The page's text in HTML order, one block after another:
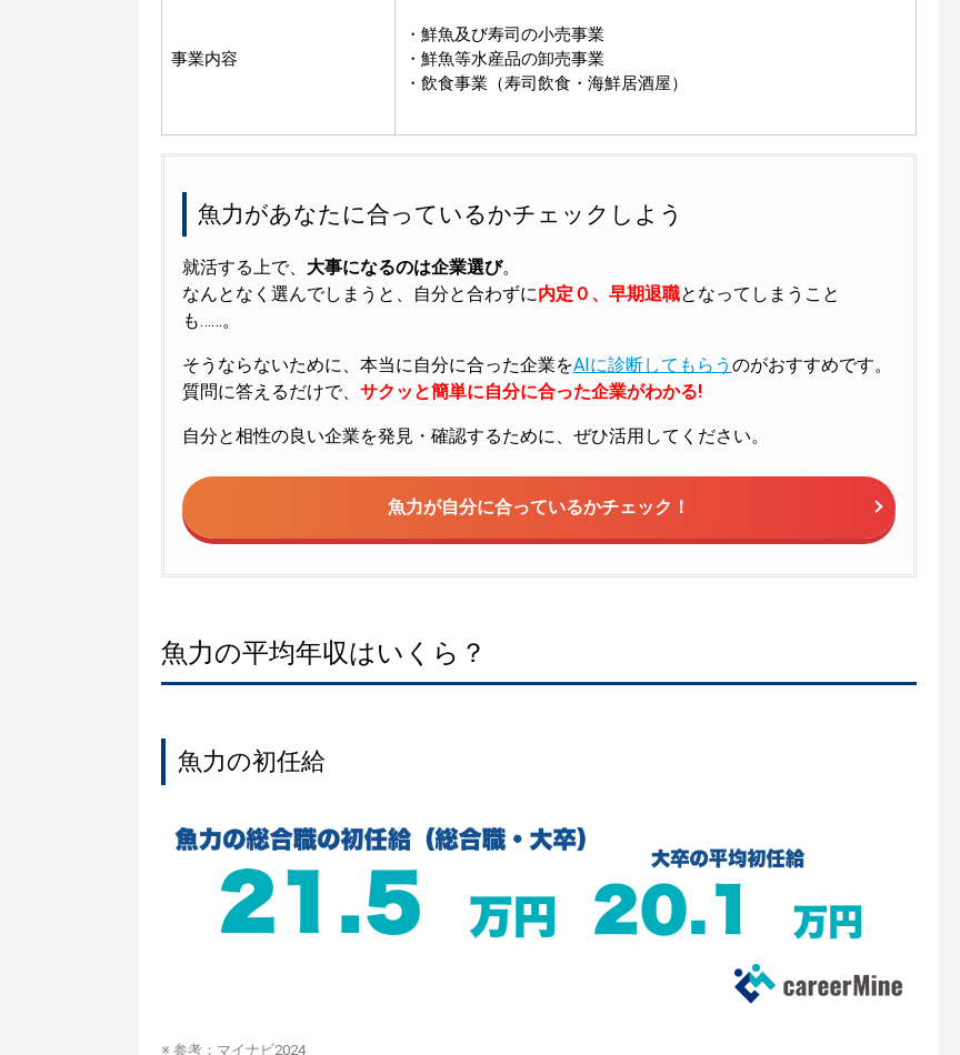
事業内容
・鮮魚及び寿司の小売事業
・鮮魚等水産品の卸売事業
・飲食事業（寿司飲食・海鮮居酒屋）
魚力があなたに合っているかチェックしよう
就活する上で、 大事になるのは企業選び。
なんとなく選んでしまうと、自分と合わずに内定０、早期退職となってしまうこと
も……。
そうならないために、本当に自分に合った企業をAIに診断してもらう のがおすすめです。
質問に答えるだけで、 サクッと簡単に自分に合った企業がわかる!
自分と相性の良い企業を発見・確認するために、ぜひ活用してください。
魚力が自分に合っているかチェック！
魚力の平均年収はいくら？
魚力の初任給
※ 参考： マイナビ2024